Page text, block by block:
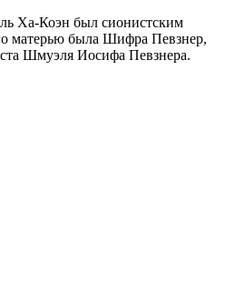
Ха-Коэн был сионистским
матерью была Шифра Певзнер,
Шмуэля Иосифа Певзнера.